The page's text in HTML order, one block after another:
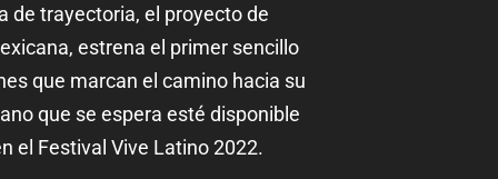
de trayectoria, el proyecto de
estrena el primer sencillo
que marcan el camino hacia su
que se espera esté disponible
el Festival Vive Latino 2022.